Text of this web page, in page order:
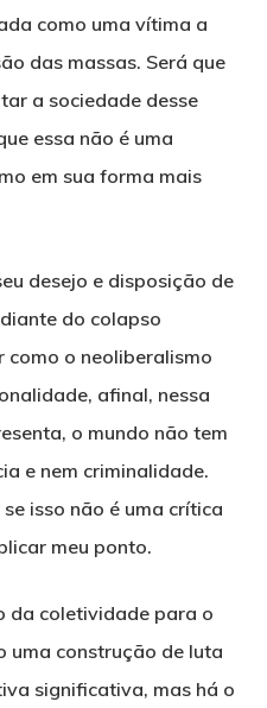
como uma vítima a
das massas. Será que
a sociedade desse
essa não é uma
em sua forma mais
desejo e disposição de
do colapso
o neoliberalismo
afinal, nessa
o mundo não tem
e nem criminalidade.
isso não é uma crítica
meu ponto.
da coletividadepara o
uma construção de luta
significativa, mas há o